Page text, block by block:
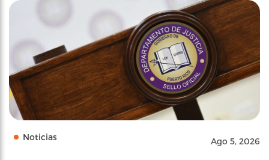
Noticias Ago 5, 2026